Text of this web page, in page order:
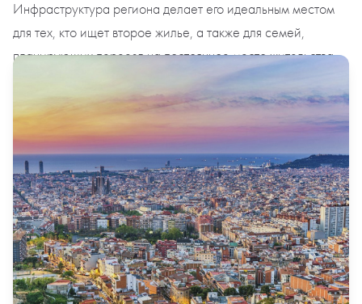
Инфраструктура региона делает его идеальным местом
для тех, кто ищет второе жилье, а также для семей,
планирующих переезд на постоянное место жительства.